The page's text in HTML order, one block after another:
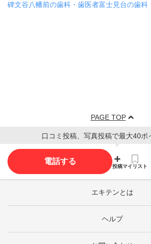
碑文谷八幡前の歯科・歯医者富士見台の歯科
PAGE TOP
口コミ投稿、写真投稿で最大40ポ
電話する
投稿マイリスト
エキテンとは
ヘルプ